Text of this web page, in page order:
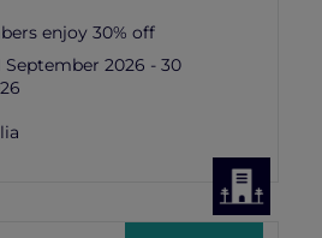
enjoy 30% off
September 2026 - 30